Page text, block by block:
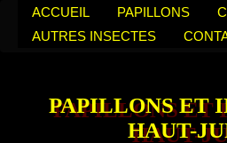
ACCUEIL PAPILLONS
AUTRES INSECTES
PAPILLONS ET
HAUT-